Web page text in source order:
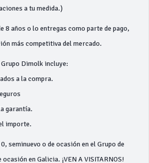
a tu medida.)
8 años o lo entregas como parte de pago,
más competitiva del mercado.
Dimolk incluye:
a la compra.
garantía.
importe.
seminuevo o de ocasión en el Grupo de
en Galicia. ¡VEN A VISITARNOS!